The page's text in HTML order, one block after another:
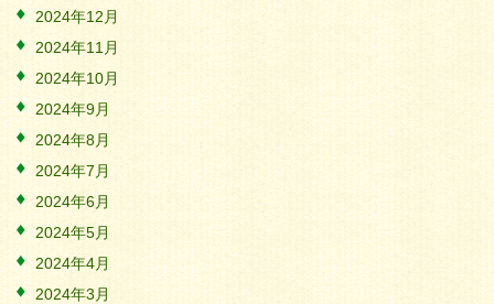
2024年12月
2024年11月
2024年10月
2024年9月
2024年8月
2024年7月
2024年6月
2024年5月
2024年4月
2024年3月